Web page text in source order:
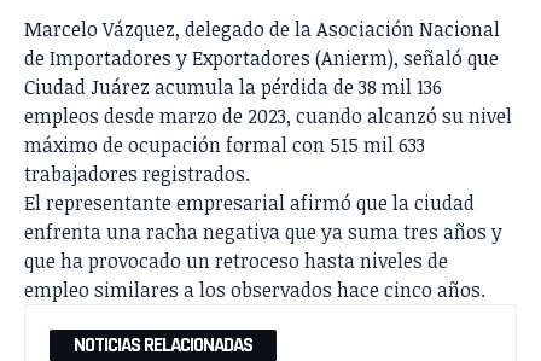
Marcelo Vázquez, delegado de la Asociación Nacional
de Importadores y Exportadores (Anierm), señaló que
Ciudad Juárez acumula la pérdida de 38 mil 136
empleos desde marzo de 2023, cuando alcanzó su nivel
máximo de ocupación formal con 515 mil 633
trabajadores registrados.
El representante empresarial afirmó que la ciudad
enfrenta una racha negativa que ya suma tres años y
que ha provocado un retroceso hasta niveles de
empleo similares a los observados hace cinco años.
NOTICIAS RELACIONADAS